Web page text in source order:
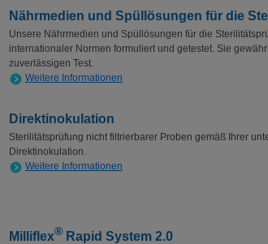
Nährmedien und Spüllösungen für die
Unsere Nährmedien und Spüllösungen für die
internationaler Normen formuliert und getestet. Sie
zuverlässigen Test.
Weitere Informationen
Direktinokulation
Sterilitätsprüfung nicht filtrierbarer Proben gemäß Ihrer
Direktinokulation.
Weitere Informationen
Milliflex® Rapid System 2.0